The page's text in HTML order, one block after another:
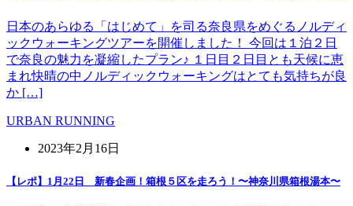
日本のあらゆる「はじめて」を司る奈良県をめぐるノルディ
ックウォーキングツアーを開催しました！ 今回は１泊２日
で奈良の魅力を凝縮したプラン♪ １日目２日目とも天候に恵
まれ快晴の中ノルディックウォーキングはとても気持ちが良
か […]
URBAN RUNNING
2023年2月16日
【レポ】1月22日 新春企画！箱根５区を走ろう！〜神奈川県箱根湯本〜